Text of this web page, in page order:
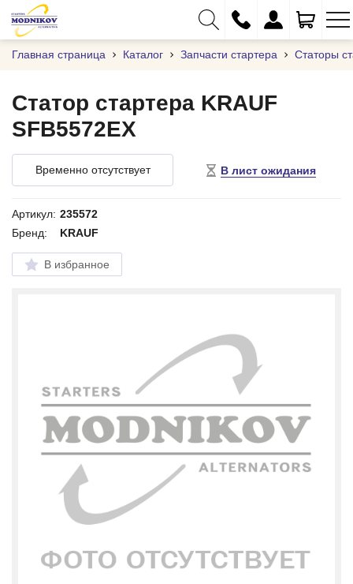
+375 (17) 373-97-09
+375 (29) 262-61-18
Главная страница Каталог Запчасти стартера Статоры
Временно отсутствует В лист ожидания
Статор стартера KRAUF
SFB5572EX
Артикул: 235572
Бренд:
KRAUF
В избранное